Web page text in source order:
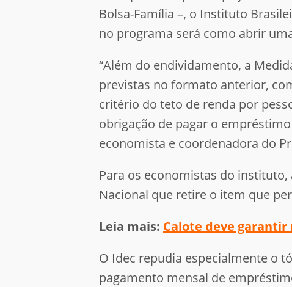
Bolsa-Família –, o Instituto
no programa será como abrir
“Além do endividamento, a
previstas no formato anterior,
critério do teto de renda por
obrigação de pagar o
economista e coordenadora do
Para os economistas do
Nacional que retire o item que
Leia mais: Calote deve garantir
O Idec repudia especialmente o
pagamento mensal de